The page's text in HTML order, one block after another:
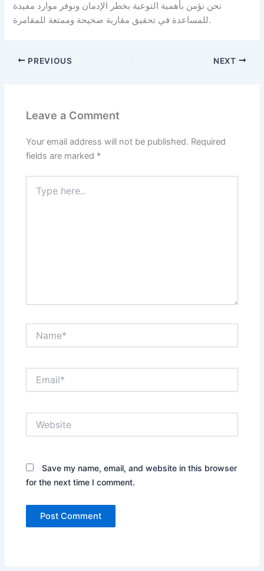
نحن نؤمن بأهمية التوعية بخطر الإدمان ونوفر موارد مفيدة
للمساعدة في تحقيق مقاربة صحيحة وممتعة للمقامرة.
PREVIOUS NEXT
Leave a Comment
Your email address will not be published. Required
fields are marked *
here..
Save my name, email, and website in this browser
for the next time I comment.